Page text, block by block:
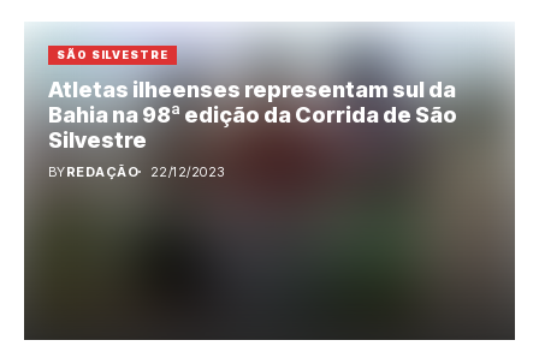
SÃO SILVESTRE
Atletas ilheenses representam sul da
Bahia na 98ª edição da Corrida de São
Silvestre
BYREDAÇÃO 22/12/2023